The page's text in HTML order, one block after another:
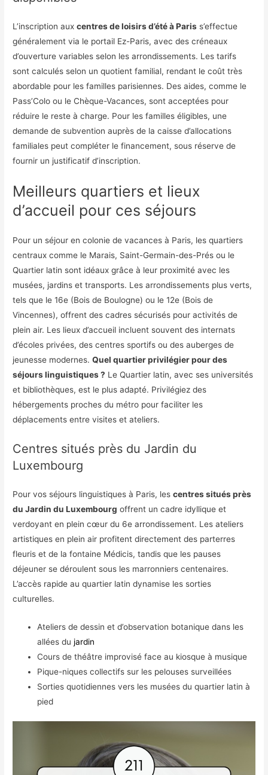
L’inscription auxcentres de loisirs d’été à Paris s’effectue
généralement via le portail Ez-Paris, avec des créneaux
d’ouverture variables selon les arrondissements. Les tarifs
sont calculés selon un quotient familial, rendant le coût très
abordable pour les familles parisiennes. Des aides, comme le
Pass’Colo ou le Chèque-Vacances, sont acceptées pour
réduire le reste à charge. Pour les familles éligibles, une
demande de subvention auprès de la caisse d’allocations
familiales peut compléter le financement, sous réserve de
fournir un justificatif d’inscription.
Meilleurs quartiers et lieux
d’accueil pour ces séjours
Pour un séjour en colonie de vacances à Paris, les quartiers
centraux comme le Marais, Saint-Germain-des-Prés ou le
Quartier latin sont idéaux grâce à leur proximité avec les
musées, jardins et transports. Les arrondissements plus verts,
tels que le 16e (Bois de Boulogne) ou le 12e (Bois de
Vincennes), offrent des cadres sécurisés pour activités de
plein air. Les lieux d’accueil incluent souvent des internats
d’écoles privées, des centres sportifs ou des auberges de
jeunesse modernes.Quel quartier privilégier pour des
séjours linguistiques ? Le Quartier latin, avec ses universités
et bibliothèques, est le plus adapté. Privilégiez des
hébergements proches du métro pour faciliter les
déplacements entre visites et ateliers.
Centres situés près du Jardin du
Luxembourg
Pour vos séjours linguistiques à Paris, lescentres situés près
du Jardin du Luxembourg offrent un cadre idyllique et
verdoyant en plein cœur du 6e arrondissement. Les ateliers
artistiques en plein air profitent directement des parterres
fleuris et de la fontaine Médicis, tandis que les pauses
déjeuner se déroulent sous les marronniers centenaires.
L’accès rapide au quartier latin dynamise les sorties
culturelles.
Ateliers de dessin et d’observation botanique dans les
allées dujardin
Cours de théâtre improvisé face au kiosque à musique
Pique-niques collectifs sur les pelouses surveillées
Sorties quotidiennes vers les musées du quartier latin à
pied